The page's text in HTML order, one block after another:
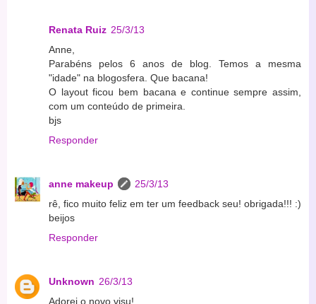
Renata Ruiz 25/3/13
Anne,
Parabéns pelos 6 anos de blog. Temos a mesma
"idade" na blogosfera. Que bacana!
O layout ficou bem bacana e continue sempre assim,
com um conteúdo de primeira.
bjs
Responder
anne makeup
25/3/13
rê, fico muito feliz em ter um feedback seu! obrigada!!! :)
beijos
Responder
Unknown 26/3/13
Adorei o novo visu!